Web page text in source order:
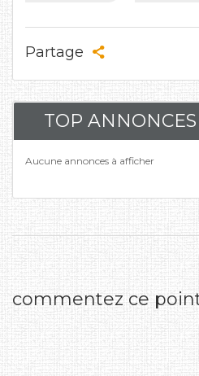
Partage
TOP
Aucune annonces à afficher
commentez ce